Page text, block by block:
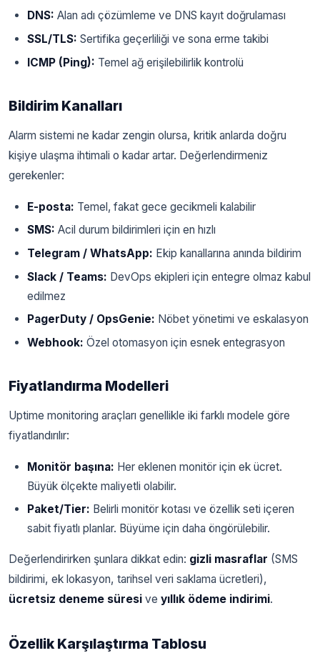
DNS: Alan adı çözümleme ve DNS kayıt doğrulaması
SSL/TLS: Sertifika geçerliliği ve sona erme takibi
ICMP (Ping): Temel ağ erişilebilirlik kontrolü
Bildirim Kanalları
Alarm sistemi ne kadar zengin olursa, kritik anlarda doğru
kişiye ulaşma ihtimali o kadar artar. Değerlendirmeniz
gerekenler:
E-posta: Temel, fakat gece gecikmeli kalabilir
SMS: Acil durum bildirimleri için en hızlı
Telegram / WhatsApp: Ekip kanallarına anında bildirim
Slack / Teams: DevOps ekipleri için entegre olmaz kabul
edilmez
PagerDuty / OpsGenie: Nöbet yönetimi ve eskalasyon
Webhook: Özel otomasyon için esnek entegrasyon
Fiyatlandırma Modelleri
Uptime monitoring araçları genellikle iki farklı modele göre
fiyatlandırılır:
Monitör başına: Her eklenen monitör için ek ücret.
Büyük ölçekte maliyetli olabilir.
Paket/Tier: Belirli monitör kotası ve özellik seti içeren
sabit fiyatlı planlar. Büyüme için daha öngörülebilir.
Değerlendirirken şunlara dikkat edin: gizli masraflar (SMS
bildirimi, ek lokasyon, tarihsel veri saklama ücretleri),
ücretsiz deneme süresi ve yıllık ödeme indirimi.
Özellik Karşılaştırma Tablosu